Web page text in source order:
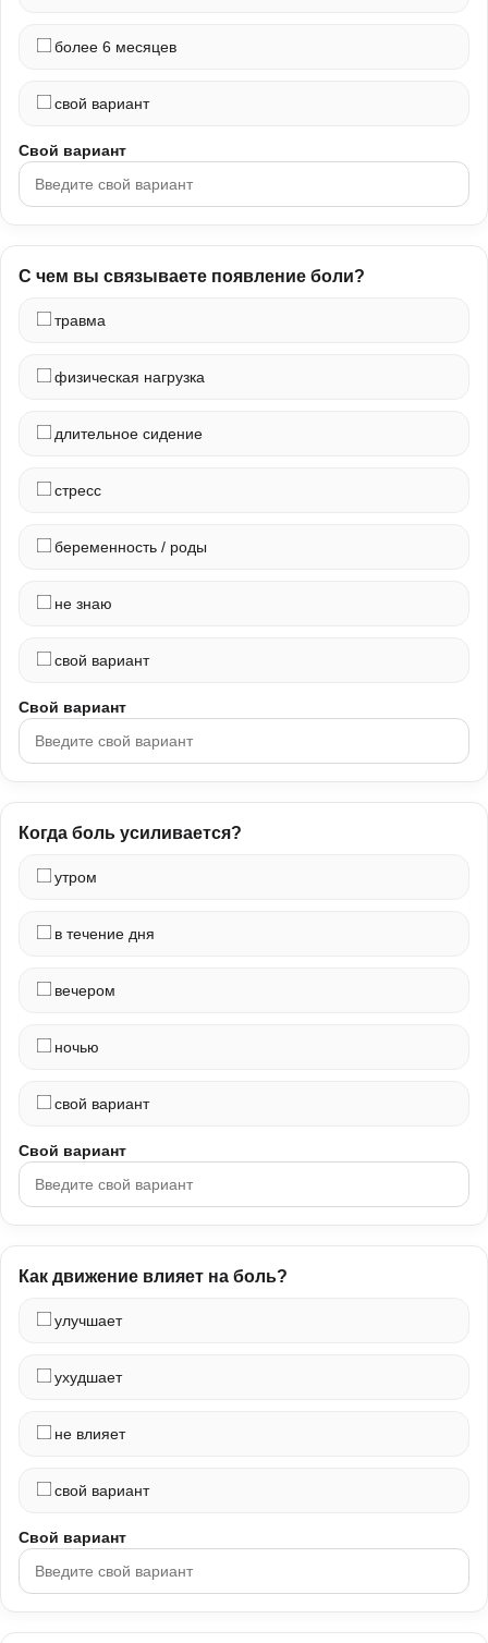
более 6 месяцев
свой вариант
Свой вариант
С чем вы связываете появление боли?
травма
физическая нагрузка
длительное сидение
стресс
беременность / роды
не знаю
свой вариант
Свой вариант
Когда боль усиливается?
утром
в течение дня
вечером
ночью
свой вариант
Свой вариант
Как движение влияет на боль?
улучшает
ухудшает
не влияет
свой вариант
Свой вариант